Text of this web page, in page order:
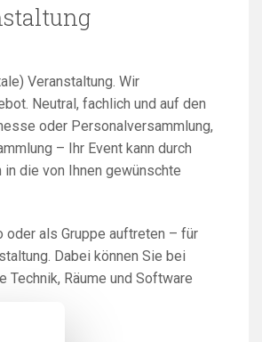
Veranstaltung. Wir
Neutral, fachlich und auf den
oder Personalversammlung,
– Ihr Event kann durch
die von Ihnen gewünschte
oder als Gruppe auftreten – für
Dabei können Sie bei
Technik, Räume und Software